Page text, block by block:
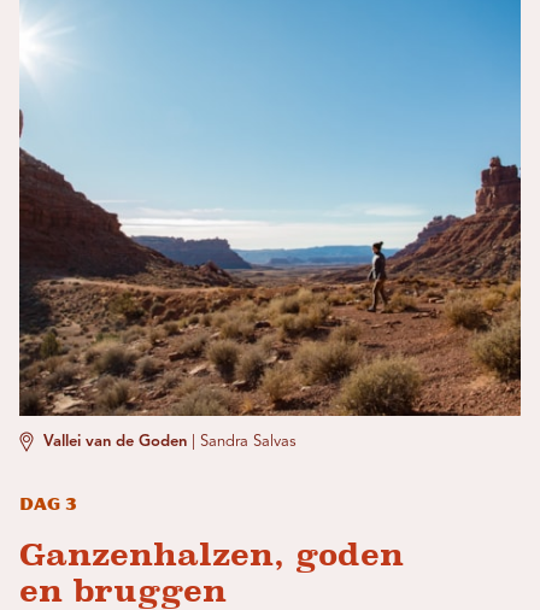
Vallei van de Goden Sandra Salvas
Dag 3
Ganzenhalzen, goden
en bruggen